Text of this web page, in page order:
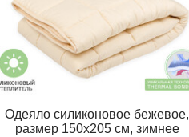
Одеяло силиконовое бежевое,
размер 150х205 см, зимнее